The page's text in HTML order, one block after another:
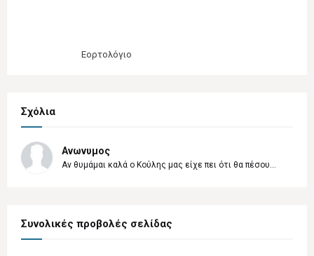
Εορτολόγιο
Σχόλια
Ανωνυμος
Αν θυμάμαι καλά ο Κούλης μας είχε πει ότι θα πέσου...
Συνολικές προβολές σελίδας